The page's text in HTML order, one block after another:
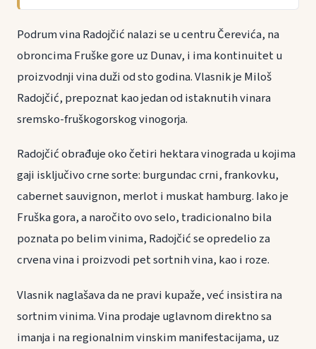
Podrum vina Radojčić nalazi se u centru Čerevića, na
obroncima Fruške gore uz Dunav, i ima kontinuitet u
proizvodnji vina duži od sto godina. Vlasnik je Miloš
Radojčić, prepoznat kao jedan od istaknutih vinara
sremsko-fruškogorskog vinogorja.
Radojčić obrađuje oko četiri hektara vinograda u kojima
gaji isključivo crne sorte: burgundac crni, frankovku,
cabernet sauvignon, merlot i muskat hamburg. Iako je
Fruška gora, a naročito ovo selo, tradicionalno bila
poznata po belim vinima, Radojčić se opredelio za
crvena vina i proizvodi pet sortnih vina, kao i roze.
Vlasnik naglašava da ne pravi kupaže, već insistira na
sortnim vinima. Vina prodaje uglavnom direktno sa
imanja i na regionalnim vinskim manifestacijama, uz